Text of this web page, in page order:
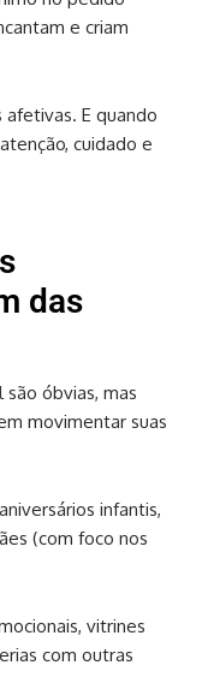
e criam
E quando
cuidado e
das
são óbvias, mas
movimentar suas
infantis,
(com foco nos
vitrines
com outras